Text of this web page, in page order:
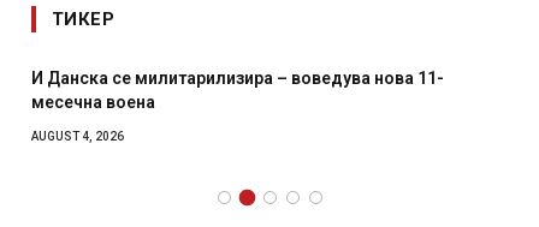
ТИКЕР
И Данска се милитарилизира – воведува нова 11-
месечна воена
AUGUST 4, 2026